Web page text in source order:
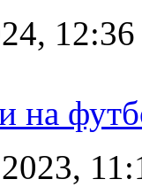
12:36
на